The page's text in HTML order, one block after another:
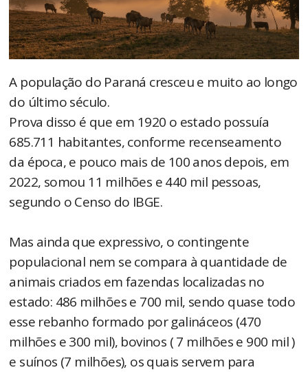
A população do Paraná cresceu e muito ao longo
do último século.
Prova disso é que em 1920 o estado possuía
685.711 habitantes, conforme recenseamento
da época, e pouco mais de 100 anos depois, em
2022, somou 11 milhões e 440 mil pessoas,
segundo o Censo do IBGE.
Mas ainda que expressivo, o contingente
populacional nem se compara à quantidade de
animais criados em fazendas localizadas no
estado: 486 milhões e 700 mil, sendo quase todo
esse rebanho formado por galináceos (470
milhões e 300 mil), bovinos ( 7 milhões e 900 mil )
e suínos (7 milhões), os quais servem para